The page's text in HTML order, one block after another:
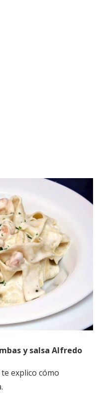
y salsa Alfredo
explico cómo